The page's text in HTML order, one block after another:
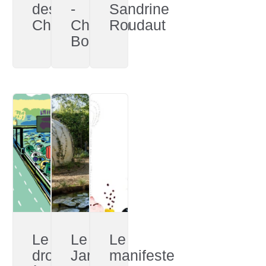
des
Chaudoudoux
-
Christian
Bobin
Sandrine
Roudaut
Le
droit
Le
Jardin
Le
manifeste